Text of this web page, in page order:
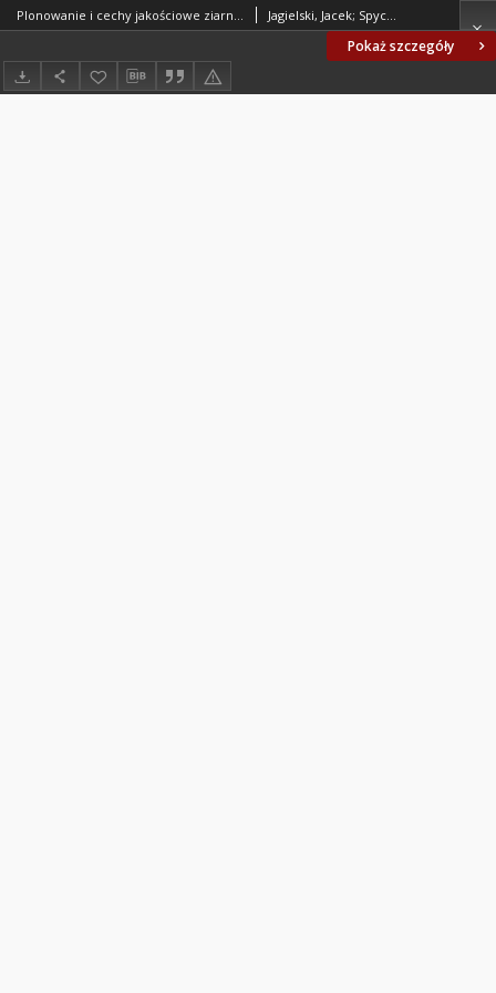
Pokaż szczegóły
Plonowanie i cechy jakościowe ziarna wybranych odmian pszenicy ozimej w zależności od stopnia odsiewu materiału siewnego Jagielski, Jacek; Spychaj-Fabisiak, Ewa (1953- )